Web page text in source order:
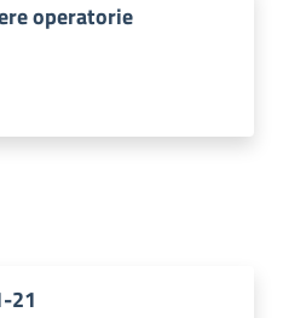
operatorie
21